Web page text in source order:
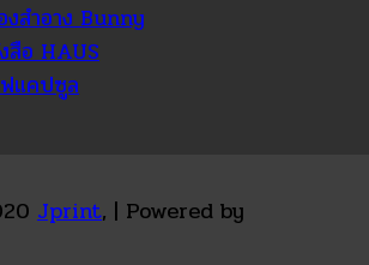
งสำอาง Bunny
อ HAUS
แคปซูล
Jprint, | Powered by